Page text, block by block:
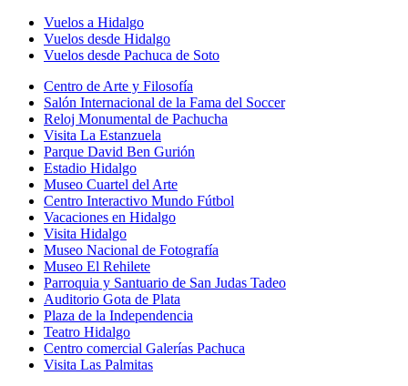
Vuelos a Hidalgo
Vuelos desde Hidalgo
Vuelos desde Pachuca de Soto
Centro de Arte y Filosofía
Salón Internacional de la Fama del Soccer
Reloj Monumental de Pachucha
Visita La Estanzuela
Parque David Ben Gurión
Estadio Hidalgo
Museo Cuartel del Arte
Centro Interactivo Mundo Fútbol
Vacaciones en Hidalgo
Visita Hidalgo
Museo Nacional de Fotografía
Museo El Rehilete
Parroquia y Santuario de San Judas Tadeo
Auditorio Gota de Plata
Plaza de la Independencia
Teatro Hidalgo
Centro comercial Galerías Pachuca
Visita Las Palmitas